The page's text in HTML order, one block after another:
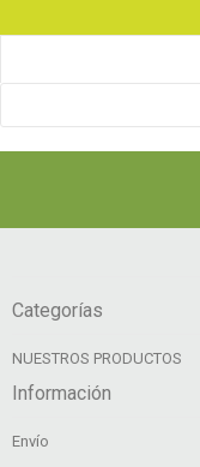
No hay
Categorías
NUESTROS PRODUCTOS
Información
Envío